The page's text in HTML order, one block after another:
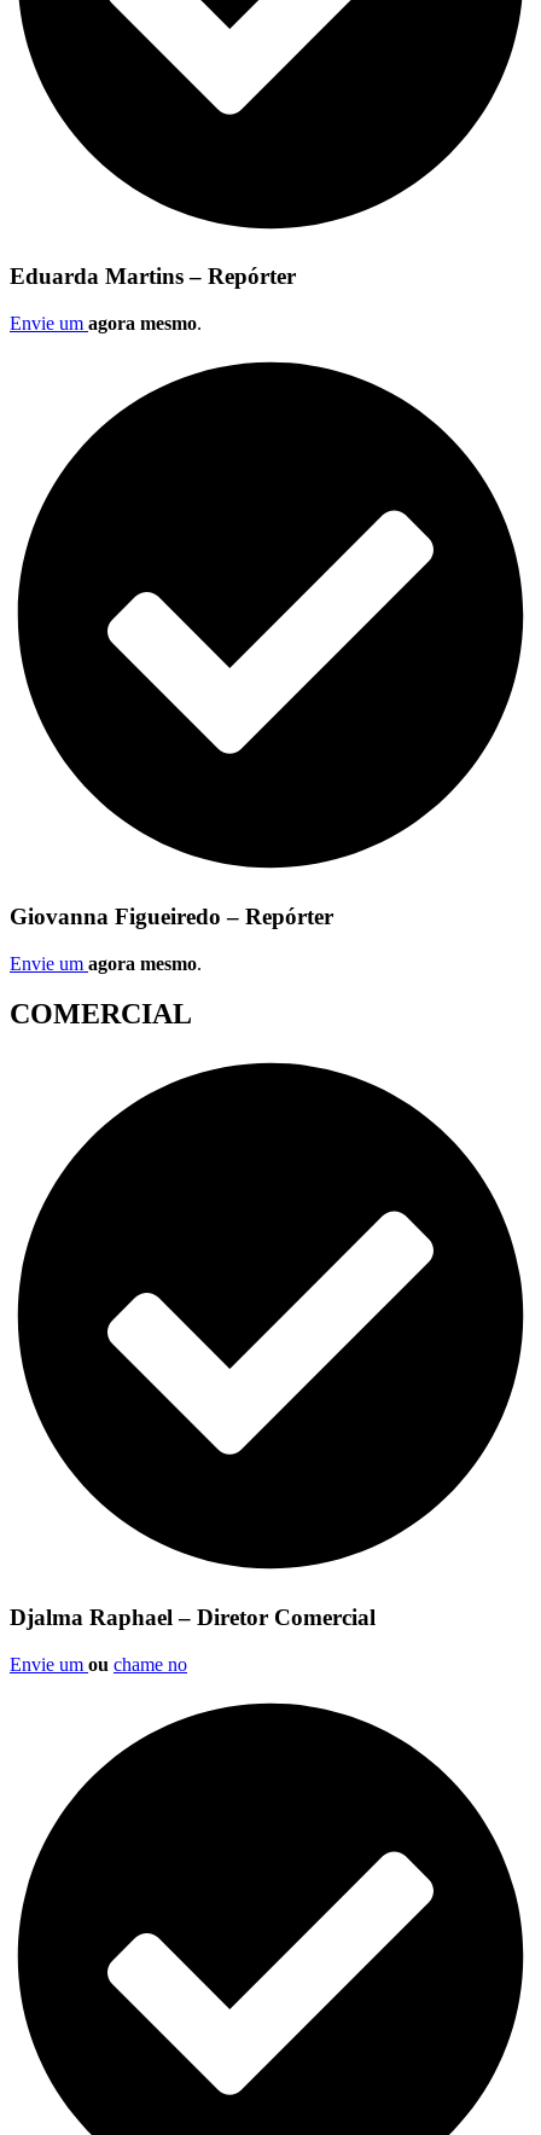
Eduarda Martins – Repórter
Envie um agora mesmo.
Giovanna Figueiredo – Repórter
Envie um agora mesmo.
COMERCIAL
Djalma Raphael – Diretor Comercial
Envie um ou chame no